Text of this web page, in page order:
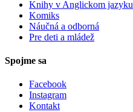
Knihy v Anglickom jazyku
Komiks
Náučná a odborná
Pre deti a mládež
Spojme sa
Facebook
Instagram
Kontakt